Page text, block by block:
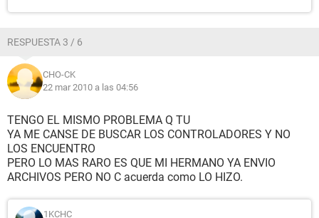
RESPUESTA 3 / 6
CHO-CK
22 mar 2010 a las 04:56
TENGO EL MISMO PROBLEMA Q TU
YA ME CANSE DE BUSCAR LOS CONTROLADORES Y NO
LOS ENCUENTRO
PERO LO MAS RARO ES QUE MI HERMANO YA ENVIO
ARCHIVOS PERO NO C acuerda como LO HIZO.
1KCHC